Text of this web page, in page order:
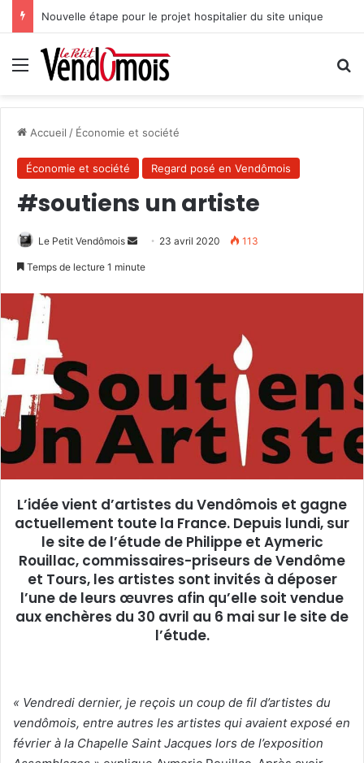
Nouvelle étape pour le projet hospitalier du site unique
Menu
Accueil / Économie et société
Économie et société Regard posé en Vendômois
#soutiens un artiste
Le Petit Vendômois
n
o
u
23 avril 2020 113
Temps de lecture 1 minute
L’idée vient d’artistes du Vendômois et gagne
actuellement toute la France. Depuis lundi, sur
le site de l’étude de Philippe et Aymeric
Rouillac, commissaires-priseurs de Vendôme
et Tours, les artistes sont invités à déposer
l’une de leurs œuvres afin qu’elle soit vendue
aux enchères du 30 avril au 6 mai sur le site de
l’étude.
« Vendredi dernier, je reçois un coup de fil d’artistes du
vendômois, entre autres les artistes qui avaient exposé en
février à la Chapelle Saint Jacques lors de l’exposition